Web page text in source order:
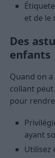
et de
Des
enfants
Quand on
collant peut
pour
ayant
Utilisez